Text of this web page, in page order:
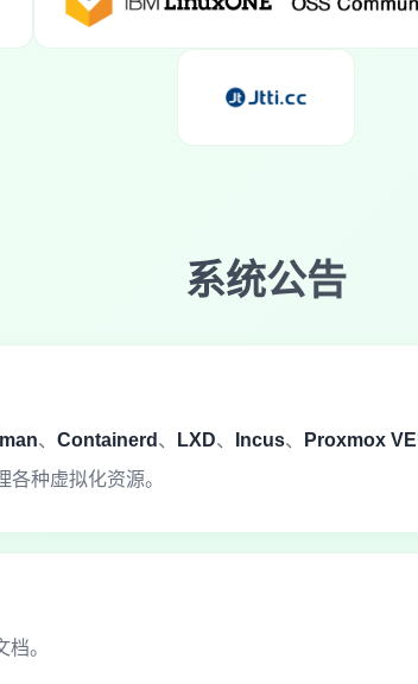
系统公告
、 Containerd 、 LXD、 Incus、 Proxmox VE
种虚拟化资源。
。